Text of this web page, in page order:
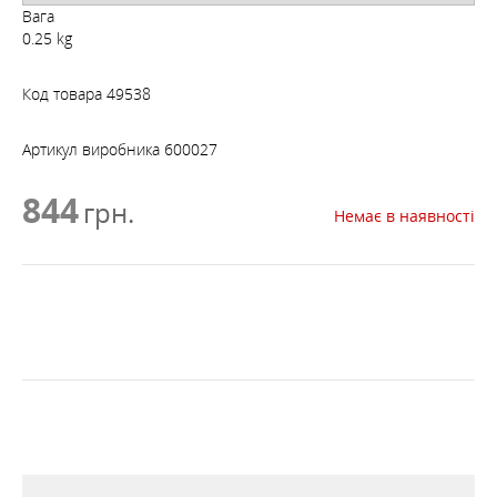
Вага
0.25 kg
Код товара 49538
Артикул виробника 600027
844грн. Немає в наявності